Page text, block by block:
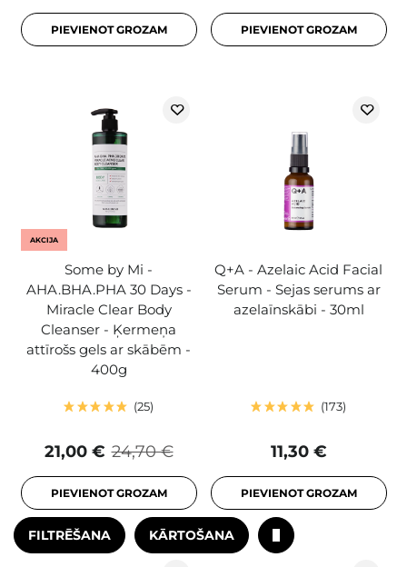
PIEVIENOT GROZAM PIEVIENOT GROZAM
AKCIJA
Some by Mi -
AHA.BHA.PHA 30 Days -
Miracle Clear Body
Cleanser - Ķermeņa
attīrošs gels ar skābēm -
400g
25
24,70 €
21,00 €
PIEVIENOT GROZAM
Q+A - Azelaic Acid Facial
Serum - Sejas serums ar
azelaīnskābi - 30ml
173
11,30 €
PIEVIENOT GROZAM
FILTRĒŠANA KĀRTOŠANA